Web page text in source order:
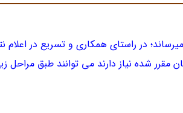
در راستای همکاری و تسریع در
مقرر شده نیاز دارند می توانند طبق مراحل